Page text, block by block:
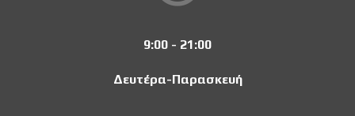
9:00 - 21:00
Δευτέρα-Παρασκευή